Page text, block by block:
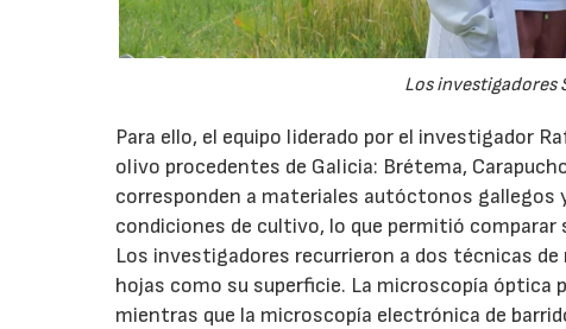
Los investigadores
Para ello, el equipo liderado por el investigador
olivo procedentes de Galicia: Brétema,
corresponden a materiales autóctonos
condiciones de cultivo, lo que permitió
Los investigadores recurrieron a dos técnicas
hojas como su superficie. La microscopía
mientras que la microscopía electrónica de